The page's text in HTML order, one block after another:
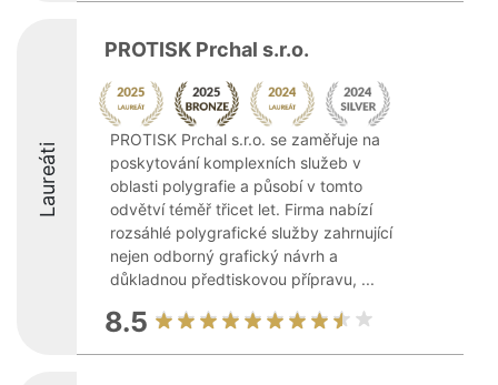
Laureáti
PROTISK Prchal s.r.o.
PROTISK Prchal s.r.o. se zaměřuje na
poskytování komplexních služeb v
oblasti polygrafie a působí v tomto
odvětví téměř třicet let. Firma nabízí
rozsáhlé polygrafické služby zahrnující
nejen odborný grafický návrh a
důkladnou předtiskovou přípravu, ...
8.5